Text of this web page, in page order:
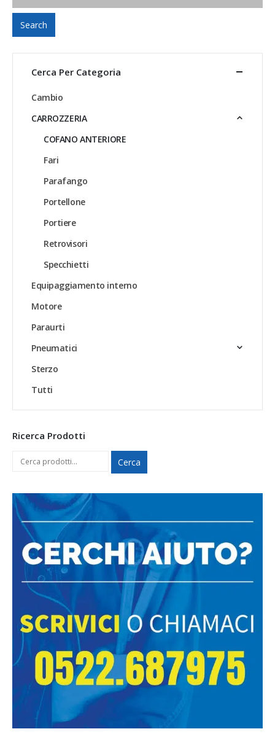
Search
Cerca Per Categoria
Cambio
CARROZZERIA
COFANO ANTERIORE
Fari
Parafango
Portellone
Portiere
Retrovisori
Specchietti
Equipaggiamento interno
Motore
Paraurti
Pneumatici
Sterzo
Tutti
Ricerca Prodotti
Cerca